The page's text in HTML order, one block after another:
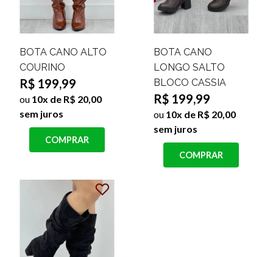
BOTA CANO ALTO
COURINO
R$ 199,99
ou 10x de R$ 20,00
sem juros
COMPRAR
BOTA CANO
LONGO SALTO
BLOCO CASSIA
R$ 199,99
ou 10x de R$ 20,00
sem juros
COMPRAR